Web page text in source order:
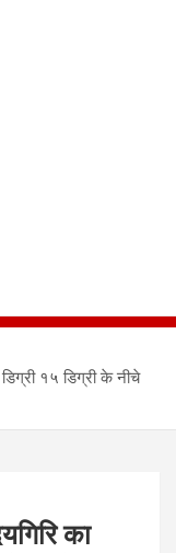
१५ डिग्री के नीचे
का